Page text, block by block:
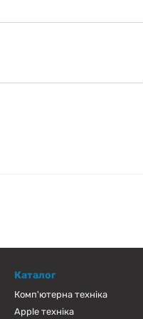
Каталог
Комп'ютерна техніка
Apple техніка